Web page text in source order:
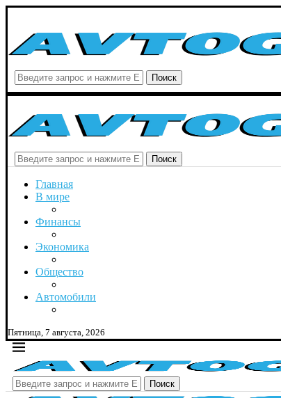
Поиск
Поиск
Главная
В мире
Финансы
Экономика
Общество
Автомобили
Пятница, 7 августа, 2026
Поиск